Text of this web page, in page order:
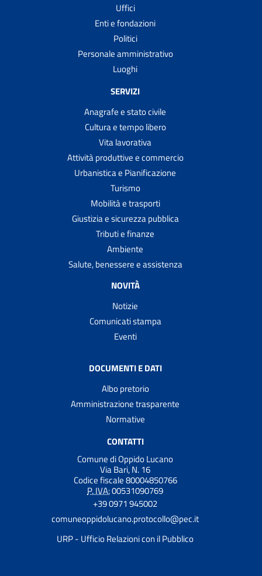
Uffici
Enti e fondazioni
Politici
Personale amministrativo
Luoghi
SERVIZI
Anagrafe e stato civile
Cultura e tempo libero
Vita lavorativa
Attività produttive e commercio
Urbanistica e Pianificazione
Turismo
Mobilità e trasporti
Giustizia e sicurezza pubblica
Tributi e finanze
Ambiente
Salute, benessere e assistenza
NOVITÀ
Notizie
Comunicati stampa
Eventi
DOCUMENTI E DATI
Albo pretorio
Amministrazione trasparente
Normative
CONTATTI
Comune di Oppido Lucano
Via Bari, N. 16
Codice fiscale 80004850766
P. IVA:00531090769
+39 0971 945002
comuneoppidolucano.protocollo@pec.it
URP - Ufficio Relazioni con il Pubblico